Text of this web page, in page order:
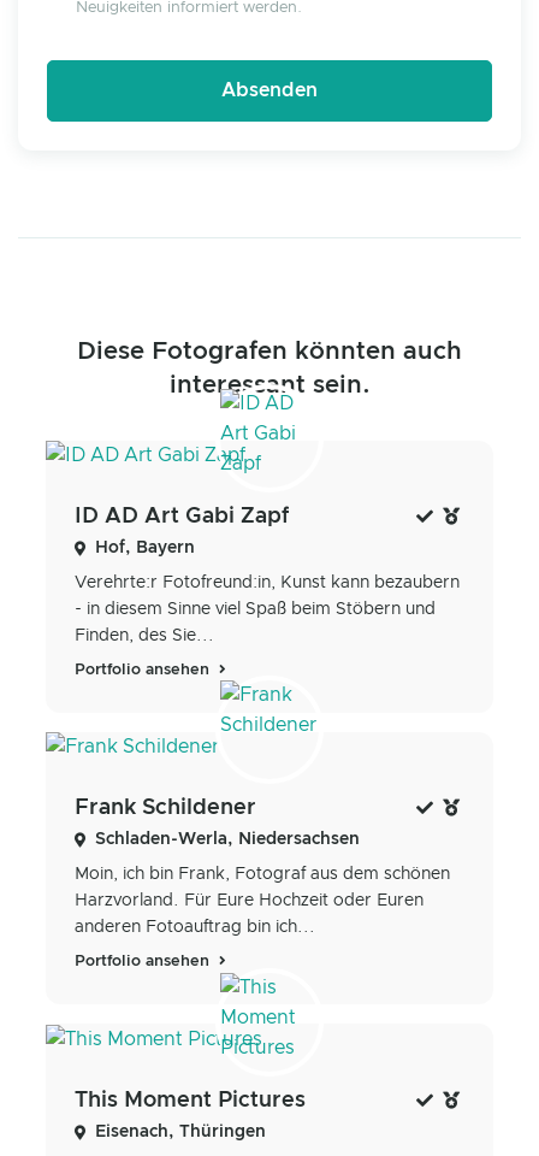
Neuigkeiten informiert werden.
Diese Fotografen könnten auch
interessant sein.
ID AD Art Gabi Zapf
Hof, Bayern
Verehrte:r Fotofreund:in, Kunst kann bezaubern
- in diesem Sinne viel Spaß beim Stöbern und
Finden, des Sie...
Portfolio ansehen
Frank Schildener
Schladen-Werla, Niedersachsen
Moin, ich bin Frank, Fotograf aus dem schönen
Harzvorland. Für Eure Hochzeit oder Euren
anderen Fotoauftrag bin ich...
Portfolio ansehen
This Moment Pictures
Eisenach, Thüringen